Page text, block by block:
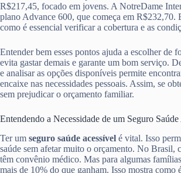
R$217,45, focado em jovens. A NotreDame
plano Advance 600, que começa em R$232,70.
como é essencial verificar a cobertura e as
Entender bem esses pontos ajuda a escolher de
evita gastar demais e garante um bom serviço.
e analisar as opções disponíveis permite
encaixe nas necessidades pessoais. Assim, se
sem prejudicar o orçamento familiar.
Entendendo a Necessidade de um Seguro
Ter um seguro saúde acessível é vital. Isso
saúde sem afetar muito o orçamento. No Brasil,
têm convênio médico. Mas para algumas
mais de 10% do que ganham. Isso mostra como